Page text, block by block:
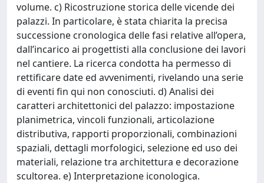
volume. c) Ricostruzione storica delle vicende dei
palazzi. In particolare, è stata chiarita la precisa
successione cronologica delle fasi relative all’opera,
dall’incarico ai progettisti alla conclusione dei lavori
nel cantiere. La ricerca condotta ha permesso di
rettificare date ed avvenimenti, rivelando una serie
di eventi fin qui non conosciuti. d) Analisi dei
caratteri architettonici del palazzo: impostazione
planimetrica, vincoli funzionali, articolazione
distributiva, rapporti proporzionali, combinazioni
spaziali, dettagli morfologici, selezione ed uso dei
materiali, relazione tra architettura e decorazione
scultorea. e) Interpretazione iconologica.